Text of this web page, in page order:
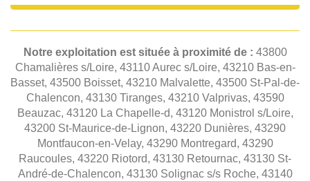
Notre exploitation est située à proximité de : 43800
Chamalières s/Loire, 43110 Aurec s/Loire, 43210 Bas-en-
Basset, 43500 Boisset, 43210 Malvalette, 43500 St-Pal-de-
Chalencon, 43130 Tiranges, 43210 Valprivas, 43590
Beauzac, 43120 La Chapelle-d, 43120 Monistrol s/Loire,
43200 St-Maurice-de-Lignon, 43220 Dunières, 43290
Montfaucon-en-Velay, 43290 Montregard, 43290
Raucoules, 43220 Riotord, 43130 Retournac, 43130 St-
André-de-Chalencon, 43130 Solignac s/s Roche, 43140